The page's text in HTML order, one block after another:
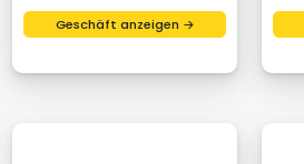
Geschäft anzeigen →